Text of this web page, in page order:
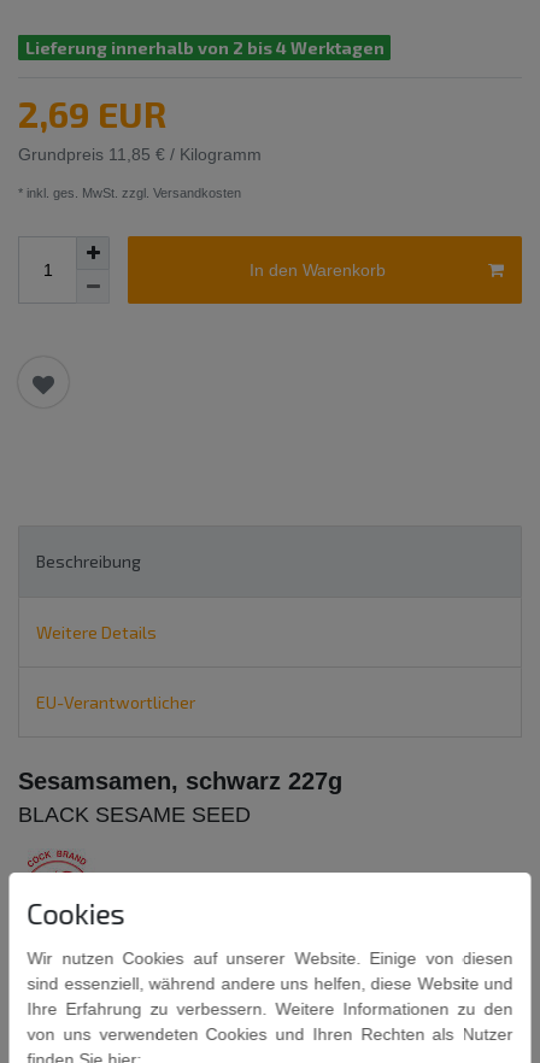
Lieferung innerhalb von 2 bis 4 Werktagen
2,69 EUR
Grundpreis 11,85 € / Kilogramm
* inkl. ges. MwSt. zzgl. Versandkosten
In den Warenkorb
Beschreibung
Weitere Details
EU-Verantwortlicher
Sesamsamen, schwarz 227g
BLACK SESAME SEED
Zutaten: Sesam-Samen 100%
Nur für den menschlichen Verzehr; nicht zur Aussaat!
Inhalt: 227g
Cookies
Wir nutzen Cookies auf unserer Website. Einige von diesen
sind essenziell, während andere uns helfen, diese Website und
Ihre Erfahrung zu verbessern. Weitere Informationen zu den
von uns verwendeten Cookies und Ihren Rechten als Nutzer